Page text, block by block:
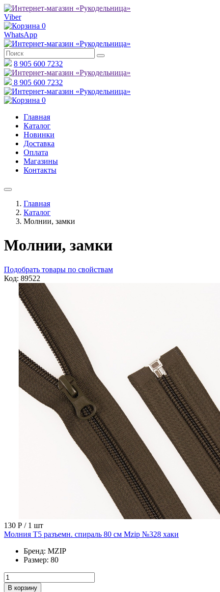
Viber
0
WhatsApp
8 905 600 7232
8 905 600 7232
0
Главная
Каталог
Новинки
Доставка
Оплата
Магазины
Контакты
Главная
Каталог
Молнии, замки
Молнии, замки
Подобрать товары по свойствам
Код: 89522
130 Р / 1 шт
Молния Т5 разъемн. спираль 80 см Mzip №328 хаки
Бренд: MZIP
Размер: 80
В корзину